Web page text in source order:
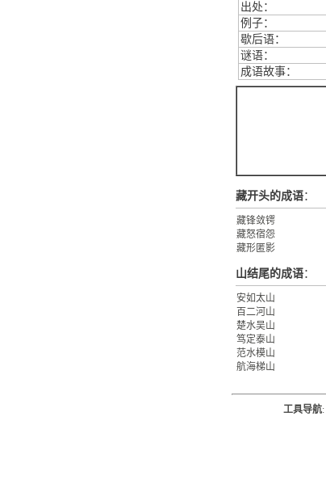
出处：
例子：
歇后语：
谜语：
成语故事：
藏开头的成语：
藏锋敛锷
藏怒宿怨
藏形匿影
山结尾的成语：
安如太山
百二河山
楚水吴山
笃定泰山
范水模山
航海梯山
工具导航: